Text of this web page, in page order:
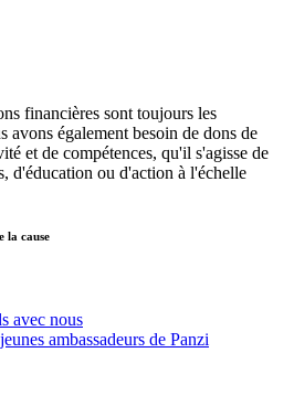
financières sont toujours les
avons également besoin de dons de
et de compétences, qu'il s'agisse de
d'éducation ou d'action à l'échelle
la cause
avec nous
ambassadeurs de Panzi